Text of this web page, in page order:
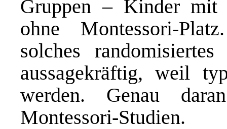
Gruppen – Kinder mit
ohne Montessori-
solches
aussagekräftig, weil
werden. Genau
Montessori-Studien.